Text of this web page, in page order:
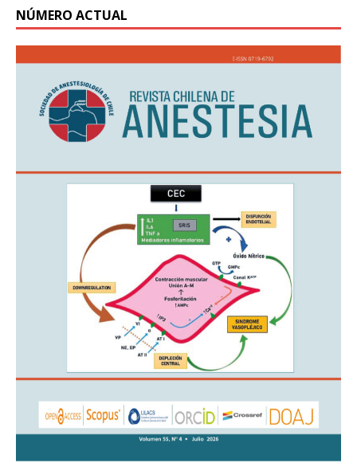
NÚMERO ACTUAL